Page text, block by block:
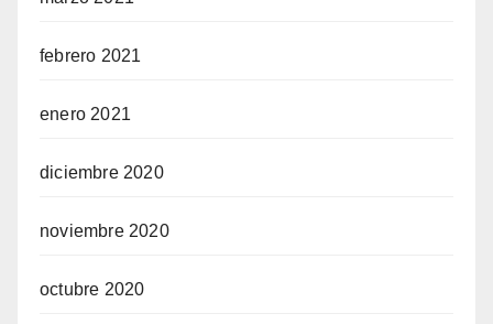
febrero 2021
enero 2021
diciembre 2020
noviembre 2020
octubre 2020